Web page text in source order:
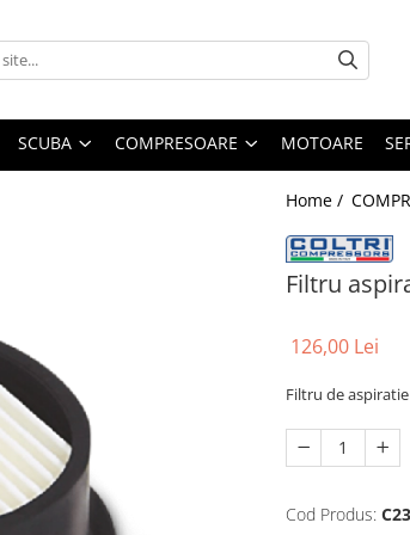
SCUBA COMPRESOARE MOTOARE
Home /
Filtru
126,00 Lei
Filtru de
Cod Produs: C23